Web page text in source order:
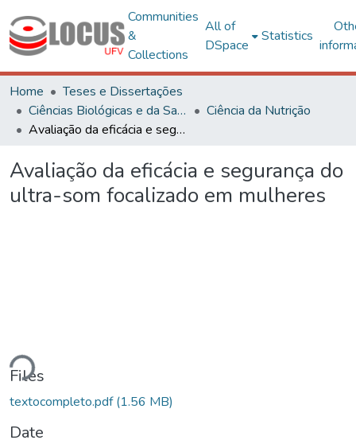
Communities
&
Collections
All of
DSpace
Statistics
Home
Teses e Dissertações
Ciências Biológicas e da Saúde
Ciência da Nutrição
Avaliação da eficácia e segurança do ultra-som focalizado em mulheres
Avaliação da eficácia e segurança do
ultra-som focalizado em mulheres
Loading...
Files
textocompleto.pdf(1.56 MB)
Date